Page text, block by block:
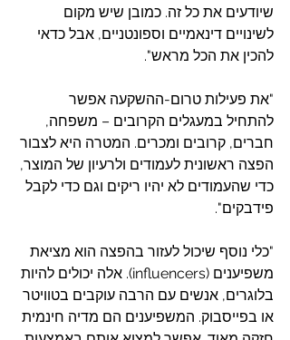
שיודעים את כל זה. כמובן שיש מקום
לשינויים דינאמיים וספונטניים, אבל כדאי
להכין את הכל מראש".
"את פעילות טרום-ההשקעה אפשר
להתחיל במעגלים הקרובים – משפחה,
חברים, קרובים ומכרים. המטרה היא לצבור
הפצה ראשונית לעמודים ולרעיון של המוצר,
כדי שהעמודים לא יהיו ריקים וגם כדי לקבל
פידבקים".
"כלי נוסף שיכול לעזור בהפצה הוא מציאת
משפיענים (influencers). אלה יכולים להיות
בלוגרים, אנשים עם הרבה עוקבים בטוויטר
או בפייסבוק. המשפיענים הם מדיה חינמית